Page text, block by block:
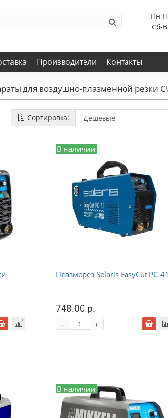
Пн-
Сб-
Производители Контакты
для воздушно-плазменной резки
Сортировка:
В наличии
Плазморез Solaris EasyCut PC-41
748.00 р.
+
-
В наличии